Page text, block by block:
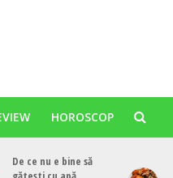
HOROSCOP
De ce nu e bine să